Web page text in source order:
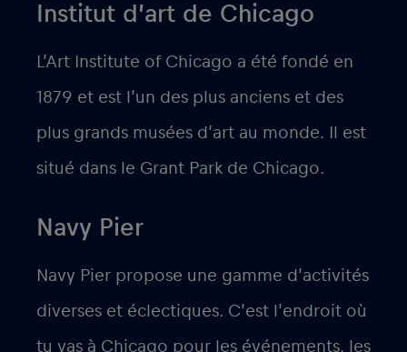
Institut d’art de Chicago
L’Art Institute of Chicago a été fondé en
1879 et est l’un des plus anciens et des
plus grands musées d’art au monde. Il est
situé dans le Grant Park de Chicago.
Navy Pier
Navy Pier propose une gamme d’activités
diverses et éclectiques. C’est l’endroit où
tu vas à Chicago pour les événements, les